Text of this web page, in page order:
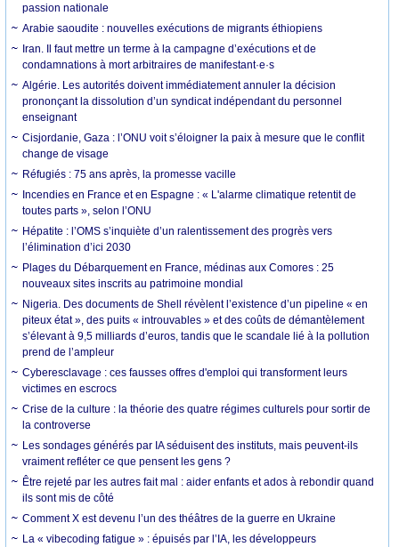
passion nationale
Arabie saoudite : nouvelles exécutions de migrants éthiopiens
Iran. Il faut mettre un terme à la campagne d’exécutions et de
condamnations à mort arbitraires de manifestant·e·s
Algérie. Les autorités doivent immédiatement annuler la décision
prononçant la dissolution d’un syndicat indépendant du personnel
enseignant
Cisjordanie, Gaza : l’ONU voit s’éloigner la paix à mesure que le conflit
change de visage
Réfugiés : 75 ans après, la promesse vacille
Incendies en France et en Espagne : « L'alarme climatique retentit de
toutes parts », selon l’ONU
Hépatite : l’OMS s’inquiète d’un ralentissement des progrès vers
l’élimination d’ici 2030
Plages du Débarquement en France, médinas aux Comores : 25
nouveaux sites inscrits au patrimoine mondial
Nigeria. Des documents de Shell révèlent l’existence d’un pipeline « en
piteux état », des puits « introuvables » et des coûts de démantèlement
s’élevant à 9,5 milliards d’euros, tandis que le scandale lié à la pollution
prend de l’ampleur
Cyberesclavage : ces fausses offres d'emploi qui transforment leurs
victimes en escrocs
Crise de la culture : la théorie des quatre régimes culturels pour sortir de
la controverse
Les sondages générés par IA séduisent des instituts, mais peuvent-ils
vraiment refléter ce que pensent les gens ?
Être rejeté par les autres fait mal : aider enfants et ados à rebondir quand
ils sont mis de côté
Comment X est devenu l’un des théâtres de la guerre en Ukraine
La « vibecoding fatigue » : épuisés par l’IA, les développeurs